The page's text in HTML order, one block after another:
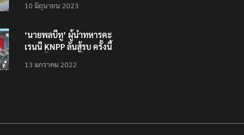
ตักบาตรทางน้ำ
10 มิถุนายน 2023
‘นายพลบีทู’ ผู้นำทหารคะ
เรนนี KNPP ลั่นสู้รบ ครั้งนี้
ประชาชนต้องชนะ
13 มกราคม 2022